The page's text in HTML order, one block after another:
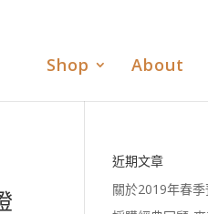
Shop About
近期文章
關於2019年春